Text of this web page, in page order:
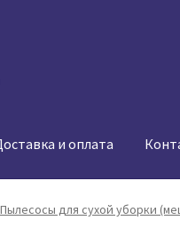
и оплата
Пылесосы для сухой уборки